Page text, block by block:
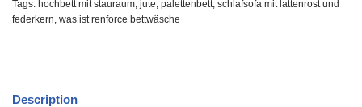
Tags: hochbett mit stauraum, jute, palettenbett, schlafsofa mit lattenrost und
federkern, was ist renforce bettwäsche
Description